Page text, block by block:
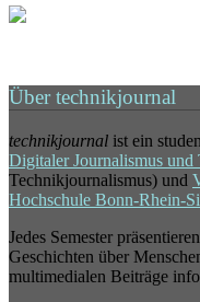
Über technikjournal
technikjournal ist ein
Digitaler Journalismus und
Technikjournalismus) und
Hochschule Bonn-Rhein-
Jedes Semester
Geschichten über
multimedialen Beiträge